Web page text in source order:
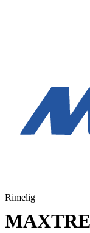
Rimelig